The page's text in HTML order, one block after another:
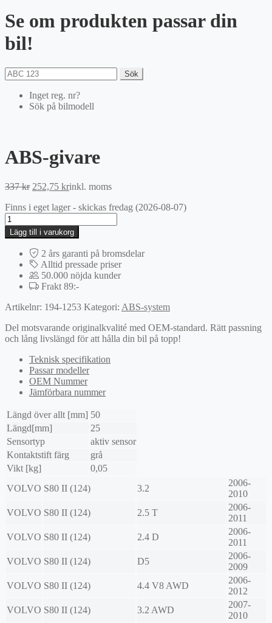
Se om produkten passar din
bil!
Sök
Inget reg. nr?
Sök på bilmodell
ABS-givare
337kr Det
priset
337 kr.
252,75 krDet
priset
252,75 kr.
inkl. moms
Finns i eget lager - skickas fredag (2026-08-07)
ABS-
givare
mängd
Lägg till i varukorg
2 års garanti på bromsdelar
Alltid pressade priser
50.000 nöjda kunder
Frakt 89:-
Artikelnr: 194-1253 Kategori: ABS-system
Del motsvarande originalkvalité med OEM-standard. Rätt passning
och lång livslängd för att hålla din bil på topp!
Teknisk specifikation
Passar modeller
OEM Nummer
Jämförbara nummer
Längd över allt [mm] 50
Längd[mm]
25
Sensortyp
aktiv sensor
Kontaktstift färg
grå
Vikt [kg]
0,05
VOLVO S80 II (124) 3.2
2006-
2010
VOLVO S80 II (124) 2.5 T
2006-
2011
VOLVO S80 II (124) 2.4 D
2006-
2011
VOLVO S80 II (124) D5
2006-
2009
VOLVO S80 II (124) 4.4 V8 AWD
2006-
2012
VOLVO S80 II (124) 3.2 AWD
2007-
2010